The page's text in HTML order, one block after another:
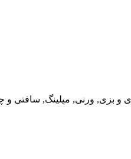
و بزی, ورنی, میلینگ, سافتی